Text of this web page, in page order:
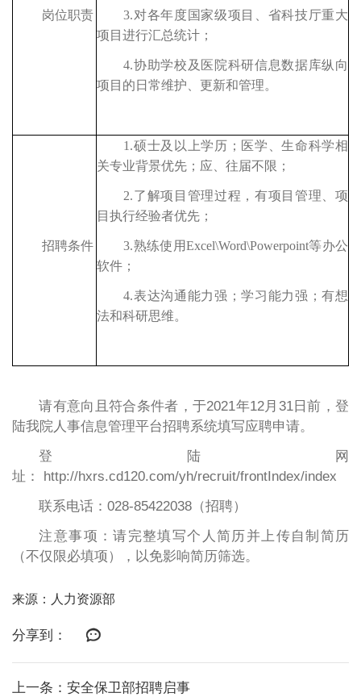
岗位职责 3.对各年度国家级项目、省科技厅重大
项目进行汇总统计；
4.协助学校及医院科研信息数据库纵向
项目的日常维护、更新和管理。
招聘条件
1.硕士及以上学历；医学、生命科学相
关专业背景优先；应、往届不限；
2.了解项目管理过程，有项目管理、项
目执行经验者优先；
3.熟练使用Excel\Word\Powerpoint等办公
软件；
4.表达沟通能力强；学习能力强；有想
法和科研思维。
请有意向且符合条件者，于2021年12月31日前，登
陆我院人事信息管理平台招聘系统填写应聘申请。
登陆网
址： http://hxrs.cd120.com/yh/recruit/frontIndex/index
联系电话：028-85422038（招聘）
注意事项：请完整填写个人简历并上传自制简历
（不仅限必填项），以免影响简历筛选。
来源：人力资源部
分享到：
上一条：安全保卫部招聘启事